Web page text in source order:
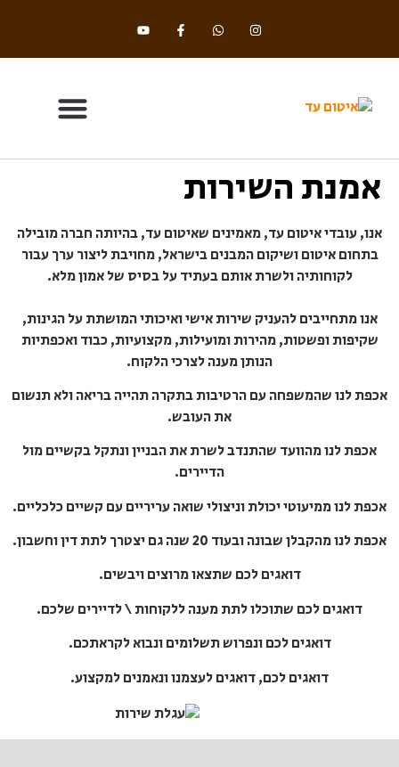
אמנת השירות
אנו, עובדי איטום עד, מאמינים שאיטום עד, בהיותה חברה מובילה
בתחום איטום ושיקום המבנים בישראל, מחויבת ליצור ערך עבור
לקוחותיה ולשרת אותם בעתיד על בסיס של אמון מלא.
אנו מתחייבים להעניק שירות אישי ואיכותי המושתת על הגינות,
שקיפות ופשטות, מהירות ומועילות, מקצועיות, כבוד ואכפתיות
הנותן מענה לצרכי הלקוח.
אכפת לנו שהמשפחה עם הרטיבות בתקרה תהייה בריאה ולא תנשום
את העובש.
אכפת לנו מהוועד שהתנדב לשרת את הבניין ונתקל בקשיים מול
הדיירים.
אכפת לנו ממיעוטי יכולת וניצולי שואה עריריים עם קשיים כלכליים.
אכפת לנו מהקבלן שבונה ובעוד 20 שנה גם יצטרך לתת דין וחשבון.
דואגים לכם שתצאו מרוצים ויבשים.
דואגים לכם שתוכלו לתת מענה ללקוחות \ לדיירים שלכם.
דואגים לכם ונפרוש תשלומים ונבוא לקראתכם.
דואגים לכם, דואגים לעצמנו ונאמנים למקצוע.